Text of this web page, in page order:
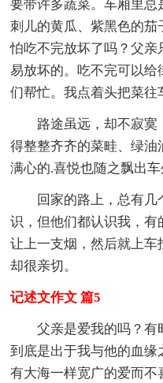
要带许多蔬菜。车厢里
刺儿的黄瓜、紫黑色的
怕吃不完放坏了吗？父
易放坏的。吃不完可以
们帮忙。我点着头把菜往
路途虽远，却不寂寞
得整整齐齐的菜畦、绿油
满心的.喜悦也随之飘出
回家的路上，总有几
识，但他们都认识我，
让上一支烟，然后就上车
却很亲切。
记述文作文 篇5
父亲是爱我的吗？有
到底是出于我与他的血
有大海一样宽广的爱而